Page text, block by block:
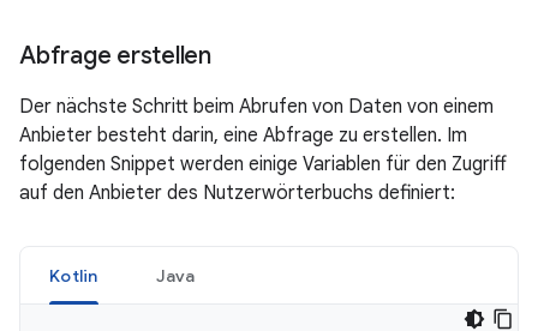
Abfrage erstellen
Der nächste Schritt beim Abrufen von Daten von einem
Anbieter besteht darin, eine Abfrage zu erstellen. Im
folgenden Snippet werden einige Variablen für den Zugriff
auf den Anbieter des Nutzerwörterbuchs definiert:
Kotlin Java